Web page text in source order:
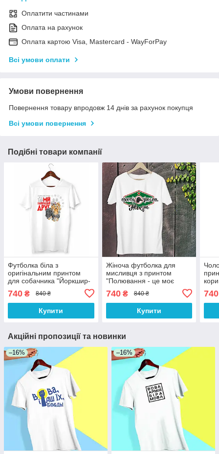
Оплатити частинами
Оплата на рахунок
Оплата картою Visa, Mastercard - WayForPay
Всі умови оплати
Умови повернення
Повернення товару впродовж 14 днів за рахунок покупця
Всі умови повернення
Подібні товари компанії
Футболка біла з
оригінальним принтом
для собачника "Йоркшир-
друг" Push IT
740 ₴ 840 ₴
Купити
Жіноча футболка для
мисливця з принтом
"Полювання - це моє
740₴ 840 ₴
Купити
740
Акційні пропозиції та новинки
–16% –16%